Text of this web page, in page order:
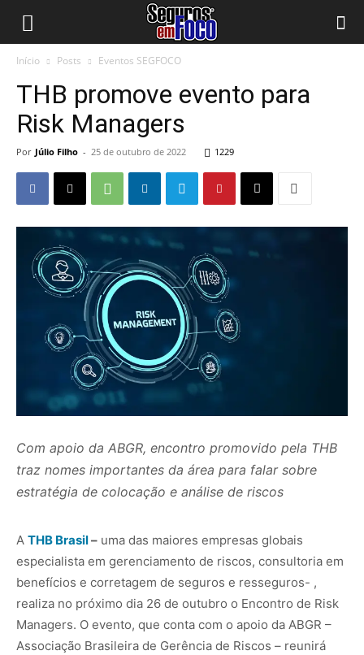
Início Posts Eventos SEGFOCO
THB promove evento para
Risk Managers
Por Júlio Filho - 25 de outubro de 2022 1229
Com apoio da ABGR, encontro promovido pela THB
traz nomes importantes da área para falar sobre
estratégia de colocação e análise de riscos
A THB Brasil– uma das maiores empresas globais
especialista em gerenciamento de riscos, consultoria em
benefícios e corretagem de seguros e resseguros- ,
realiza no próximo dia 26 de outubro o Encontro de Risk
Managers. O evento, que conta com o apoio da ABGR –
Associação Brasileira de Gerência de Riscos – reunirá